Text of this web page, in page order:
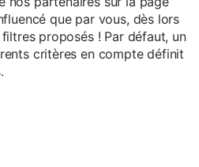
que par vous, dès lors
proposés ! Par défaut, un
critères en compte définit